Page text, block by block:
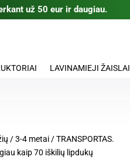
už 50 eur ir daugiau.
LAVINAMIEJI ŽAISLAI
/3-4 metai/ TRANSPORTAS.
kaip 70 iškilių lipdukų